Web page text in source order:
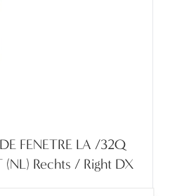
FENETRE LA /32Q
(NL) Rechts / Right DX